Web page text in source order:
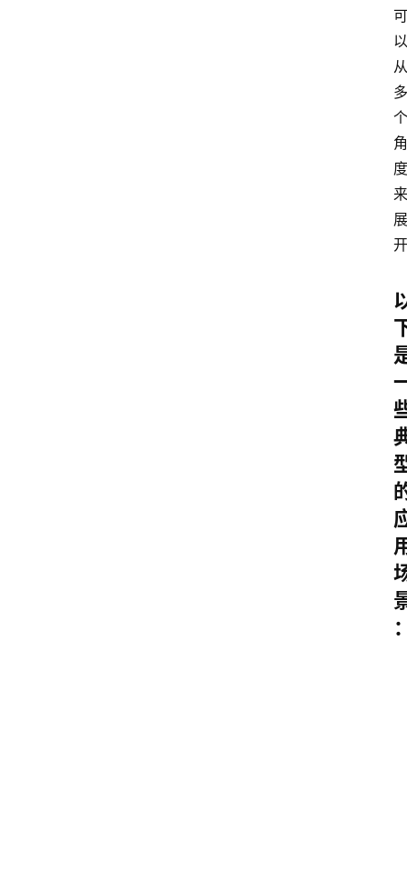
可
以
从
多
个
角
度
来
展
开